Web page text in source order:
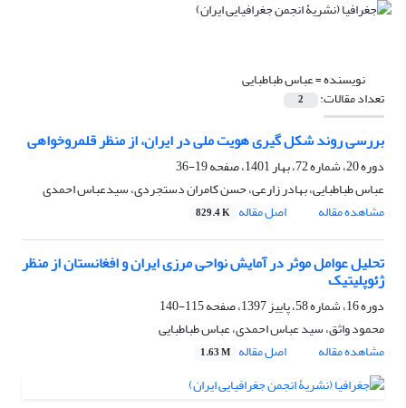
نویسنده =عباس طباطبایی
تعداد مقالات: 2
بررسی روند شکل گیری هویت ملی در ایران، از منظر قلمروخواهی
دوره 20، شماره 72، بهار 1401، صفحه
19-36
عباس طباطبایی، بهادر زارعی، حسن کامران دستجردی، سیدعباس احمدی
مشاهده مقاله
اصل مقاله 829.4 K
تحلیل عوامل موثر در آمایش نواحی مرزی ایران و افغانستان از منظر
ژئوپلیتیک
دوره 16، شماره 58، پاییز 1397، صفحه
115-140
محمود واثق، سید عباس احمدی، عباس طباطبایی
مشاهده مقاله
اصل مقاله 1.63 M